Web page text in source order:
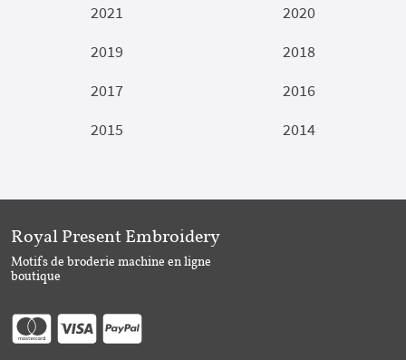
2021
2020
2019
2018
2017
2016
2015
2014
Royal Present Embroidery
Motifs de broderie machine en ligne
boutique